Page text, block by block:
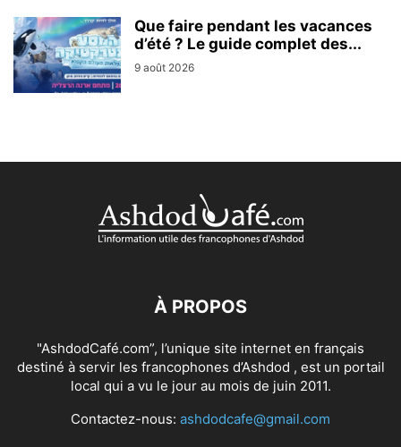
Que faire pendant les vacances
d’été ? Le guide complet des...
9 août 2026
À PROPOS
"AshdodCafé.com”, l’unique site internet en français
destiné à servir les francophones d’Ashdod , est un portail
local qui a vu le jour au mois de juin 2011.
Contactez-nous: ashdodcafe@gmail.com